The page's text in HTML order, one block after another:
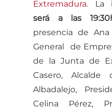
Extremadura. La
será a las
presencia de Ana
General de
de la Junta de
Casero, Alcalde
Albadalejo,
Celina Pérez,